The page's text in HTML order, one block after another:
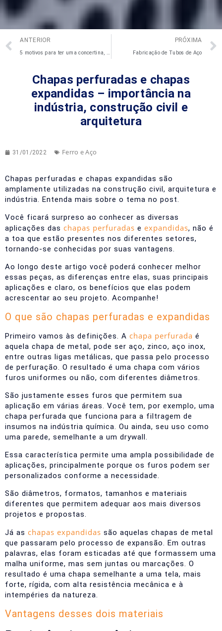
ANTERIOR
5 motivos para ter uma concertina, e como instalar. Vem que a Demarqui explica!
PRÓXIMA
Fabricação de Tubos de Aço
Chapas perfuradas e chapas
expandidas – importância na
indústria, construção civil e
arquitetura
31/01/2022 Ferro e Aço
Chapas perfuradas e chapas expandidas são
amplamente utilizadas na construção civil, arquitetura e
indústria. Entenda mais sobre o tema no post.
Você ficará surpreso ao conhecer as diversas
aplicações das chapas perfuradas e expandidas, não é
a toa que estão presentes nos diferentes setores,
tornando-se conhecidas por suas vantagens.
Ao longo deste artigo você poderá conhecer melhor
essas peças, as diferenças entre elas, suas principais
aplicações e claro, os benefícios que elas podem
acrescentar ao seu projeto. Acompanhe!
O que são chapas perfuradas e expandidas
Primeiro vamos às definições. A chapa perfurada é
aquela chapa de metal, pode ser aço, zinco, aço inox,
entre outras ligas metálicas, que passa pelo processo
de perfuração. O resultado é uma chapa com vários
furos uniformes ou não, com diferentes diâmetros.
São justamente esses furos que permitem sua
aplicação em várias áreas. Você tem, por exemplo, uma
chapa perfurada que funciona para a filtragem de
insumos na indústria química. Ou ainda, seu uso como
uma parede, semelhante a um drywall.
Essa característica permite uma ampla possibilidade de
aplicações, principalmente porque os furos podem ser
personalizados conforme a necessidade.
São diâmetros, formatos, tamanhos e materiais
diferentes que permitem adequar aos mais diversos
projetos e propostas.
Já as chapas expandidas são aquelas chapas de metal
que passaram pelo processo de expansão. Em outras
palavras, elas foram esticadas até que formassem uma
malha uniforme, mas sem juntas ou marcações. O
resultado é uma chapa semelhante a uma tela, mais
forte, rígida, com alta resistência mecânica e à
intempéries da natureza.
Vantagens desses dois materiais